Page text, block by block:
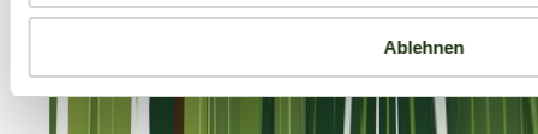
Ablehnen